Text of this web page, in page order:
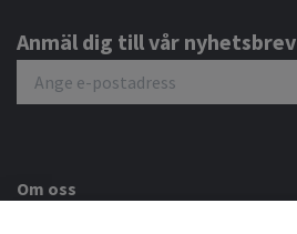
Anmäl dig till vår nyhetsbrev
Om oss